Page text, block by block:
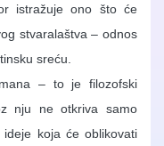
istražuje ono što će
stvaralaštva – odnos
sreću.
– to je filozofski
nju ne otkriva samo
koja će oblikovati